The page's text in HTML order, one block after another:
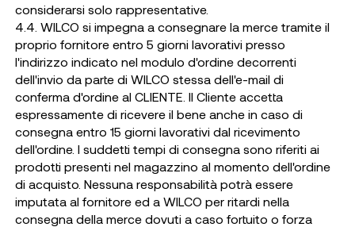
considerarsi solo rappresentative.
4.4. WILCO si impegna a consegnare la merce tramite il
proprio fornitore entro 5 giorni lavorativi presso
l'indirizzo indicato nel modulo d'ordine decorrenti
dell'invio da parte di WILCO stessa dell'e-mail di
conferma d'ordine al CLIENTE. Il Cliente accetta
espressamente di ricevere il bene anche in caso di
consegna entro 15 giorni lavorativi dal ricevimento
dell'ordine. I suddetti tempi di consegna sono riferiti ai
prodotti presenti nel magazzino al momento dell'ordine
di acquisto. Nessuna responsabilità potrà essere
imputata al fornitore ed a WILCO per ritardi nella
consegna della merce dovuti a caso fortuito o forza